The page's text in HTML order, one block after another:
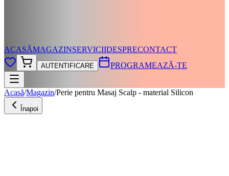
ACASĂMAGAZINSERVICIIDESPRECONTACT
AUTENTIFICARE PROGRAMEAZĂ-TE
Acasă/Magazin/Perie pentru Masaj Scalp - material Silicon
Înapoi